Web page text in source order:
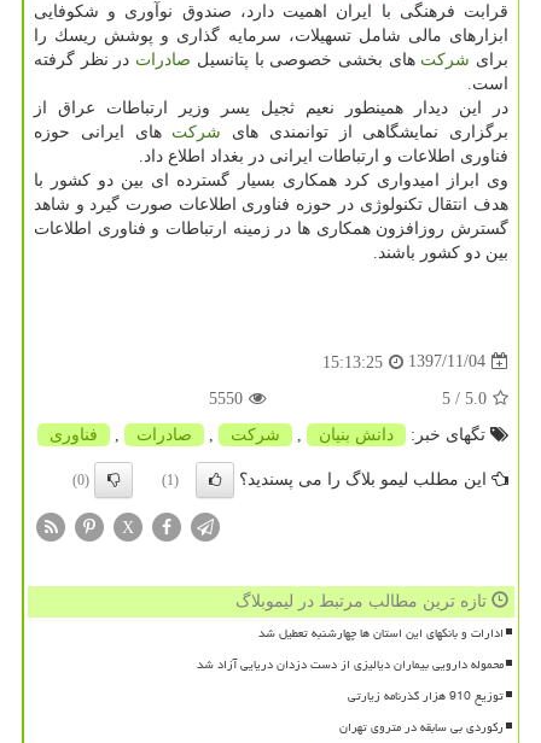
قرابت فرهنگی با ایران اهمیت دارد، صندوق نوآوری و شكوفایی
ابزارهای مالی شامل تسهیلات، سرمایه گذاری و پوشش ریسك را
برای شركت های بخشی خصوصی با پتانسیل صادرات در نظر گرفته
است.
در این دیدار همینطور نعیم ثجیل یسر وزیر ارتباطات عراق از
برگزاری نمایشگاهی از توانمندی های شركت های ایرانی حوزه
فناوری اطلاعات و ارتباطات ایرانی در بغداد اطلاع داد.
وی ابراز امیدواری كرد همكاری بسیار گسترده ای بین دو كشور با
هدف انتقال تكنولوژی در حوزه فناوری اطلاعات صورت گیرد و شاهد
گسترش روزافزون همكاری ها در زمینه ارتباطات و فناوری اطلاعات
بین دو كشور باشند.
1397/11/04
15:13:25
5.0
/ 5
5550
تگهای خبر:
دانش بنیان شركت صادرات فناوری
این مطلب لیمو بلاگ را می پسندید؟ (1)
(0)
X
تازه ترین مطالب مرتبط در لیموبلاگ
ادارات و بانکهای این استان ها چهارشنبه تعطیل شد
محموله دارویی بیماران دیالیزی از دست دزدان دریایی آزاد شد
توزیع 910 هزار گذرنامه زیارتی
رکوردی بی سابقه در متروی تهران